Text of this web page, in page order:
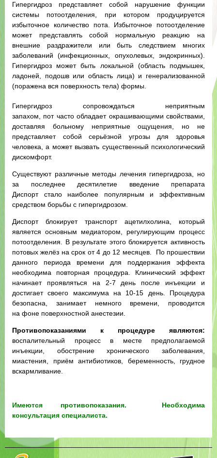
Гипергидроз представляет собой нарушение функции
системы потоотделения, при котором продуцируется
избыточное количество пота. Избыточное потоотделение
может представлять собой нормальную реакцию на
внешние раздражители или быть следствием многих
заболеваний (инфекционных, опухолевых, эндокринных).
Гипергидроз может быть локальной (область подмышек,
ладоней, подошв или область лица) и генерализованной
(поражена вся поверхность тела) формы.
Гипергидроз сопровождаться неприятным
запахом, пот часто обладает окрашивающими свойствами,
доставляя больному неприятные ощущения, но не
представляет собой серьёзной угрозы для здоровья
человека, а может вызвать существенный психологический
дискомфорт.
Существуют различные методы лечения гипергидроза, но
за последнее десятилетие введение препарата
Диспорт стало наиболее популярным и эффективным
средством борьбы с гипергидрозом.
Диспорт блокирует транспорт ацетилхолина, который
является основным медиатором, регулирующим процесс
потоотделения. В результате этого блокируется активность
потовых желёз на срок от 4 до 12 месяцев. По прошествии
данного периода времени для поддержания эффекта
необходима повторная процедура. Клинический эффект
начинает проявляться на 2-7 день после инъекции и
достигает своего максимума на 10-15 день. Процедура
безопасна, занимает немного времени, проводится
на фоне поверхностной анестезии.
Противопоказаниями к процедуре являются:
воспалительный процесс в месте предполагаемой
инъекции, обострение хронического заболевания,
миастения, приём антибиотиков, беременность, грудное
вскармливание.
Имеются противопоказания. Необходима
консультация специалиста.